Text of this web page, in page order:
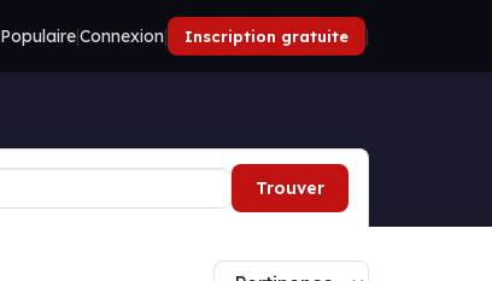
|Connexion| Inscription gratuite |
Trouver